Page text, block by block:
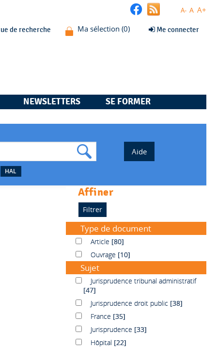
A- A A+
de recherche Me connecter
NEWSLETTERS SE FORMER
HAL
affiner
Type de document
ArticleArticle [80]
OuvrageOuvrage [10]
Sujet
Jurisprudence tribunal administratif
Jurisprudence tribunal administratif
[47]
Jurisprudence droit public
Jurisprudence droit public [38]
FranceFrance [35]
Jurisprudence
Jurisprudence [33]
HôpitalHôpital [22]